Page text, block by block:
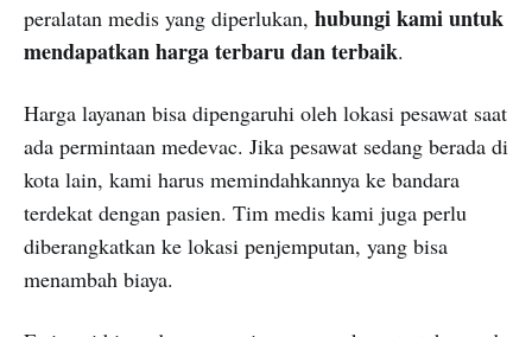
peralatan medis yang diperlukan, hubungi kami untuk
mendapatkan harga terbaru dan terbaik.
Harga layanan bisa dipengaruhi oleh lokasi pesawat saat
ada permintaan medevac. Jika pesawat sedang berada di
kota lain, kami harus memindahkannya ke bandara
terdekat dengan pasien. Tim medis kami juga perlu
diberangkatkan ke lokasi penjemputan, yang bisa
menambah biaya.